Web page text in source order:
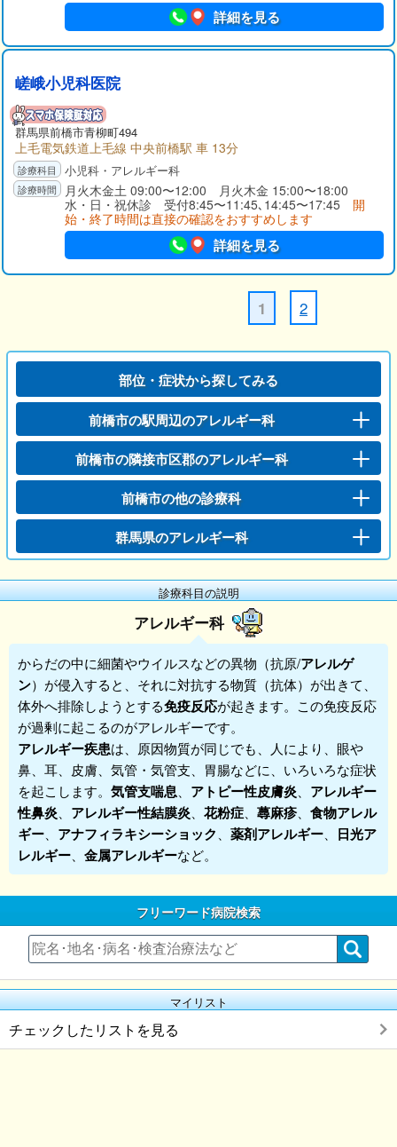
詳細を見る
嵯峨小児科医院
群馬県前橋市青柳町494
上毛電気鉄道上毛線 中央前橋駅 車 13分
小児科・アレルギー科
月火木金土 09:00〜12:00 月火木金 15:00〜18:00
水・日・祝休診 受付8:45〜11:45､14:45〜17:45 開
始・終了時間は直接の確認をおすすめします
詳細を見る
1 2
部位・症状から探してみる
前橋市の駅周辺のアレルギー科
前橋市の隣接市区郡のアレルギー科
前橋市の他の診療科
群馬県のアレルギー科
診療科目の説明
アレルギー科
からだの中に細菌やウイルスなどの異物（抗原/アレルゲ
ン）が侵入すると、それに対抗する物質（抗体）が出きて、
体外へ排除しようとする免疫反応が起きます。この免疫反応
が過剰に起こるのがアレルギーです。
アレルギー疾患は、原因物質が同じでも、人により、眼や
鼻、耳、皮膚、気管・気管支、胃腸などに、いろいろな症状
を起こします。 気管支喘息 アトピー性皮膚炎
アレルギー
性鼻炎
アレルギー性結膜炎 花粉症 蕁麻疹
食物アレル
ギー
アナフィラキシーショック 薬剤アレルギー
日光ア
レルギー
金属アレルギーなど。
フリーワード病院検索
マイリスト
チェックしたリストを見る